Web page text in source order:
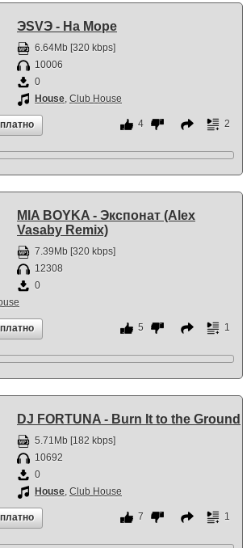
ЭSVЭ - На Море
6.64Mb [320 kbps]
10006
0
House, Club House
4 2
MIA BOYKA - Экспонат (Alex
Vasaby Remix)
7.39Mb [320 kbps]
12308
0
5 1
DJ FORTUNA - Burn It to the Ground
5.71Mb [182 kbps]
10692
0
House, Club House
7 1